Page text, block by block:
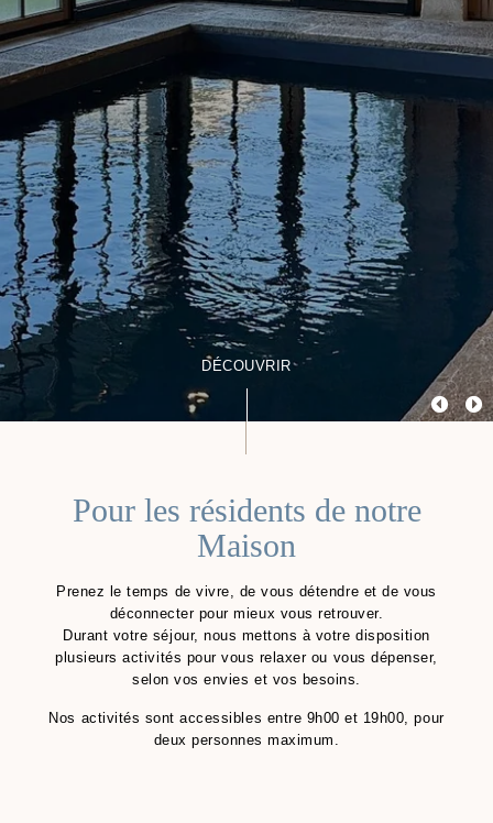
DÉCOUVRIR
Pour les résidents de notre
Maison
Prenez le temps de vivre, de vous détendre et de vous
déconnecter pour mieux vous retrouver.
Durant votre séjour, nous mettons à votre disposition
plusieurs activités pour vous relaxer ou vous dépenser,
selon vos envies et vos besoins.
Nos activités sont accessibles entre 9h00 et 19h00, pour
deux personnes maximum.